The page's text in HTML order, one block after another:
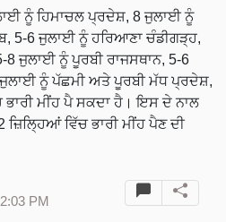
ਨੂੰ ਹਿਮਾਚਲ ਪ੍ਰਦੇਸ਼, 8 ਜੁਲਾਈ ਨੂੰ
5-6 ਜੁਲਾਈ ਨੂੰ ਹਰਿਆਣਾ ਚੰਡੀਗੜ੍ਹ,
ਜੁਲਾਈ ਨੂੰ ਪੂਰਬੀ ਰਾਜਸਥਾਨ, 5-6
ਨੂੰ ਪੱਛਮੀ ਅਤੇ ਪੂਰਬੀ ਮੱਧ ਪ੍ਰਦੇਸ਼,
ਮੀਂਹ ਪੈ ਸਕਦਾ ਹੈ। ਇਸ ਦੇ ਨਾਲ
ਜ਼ਿਲ੍ਹਿਆਂ ਵਿੱਚ ਭਾਰੀ ਮੀਂਹ ਪੈਣ ਦੀ
PM